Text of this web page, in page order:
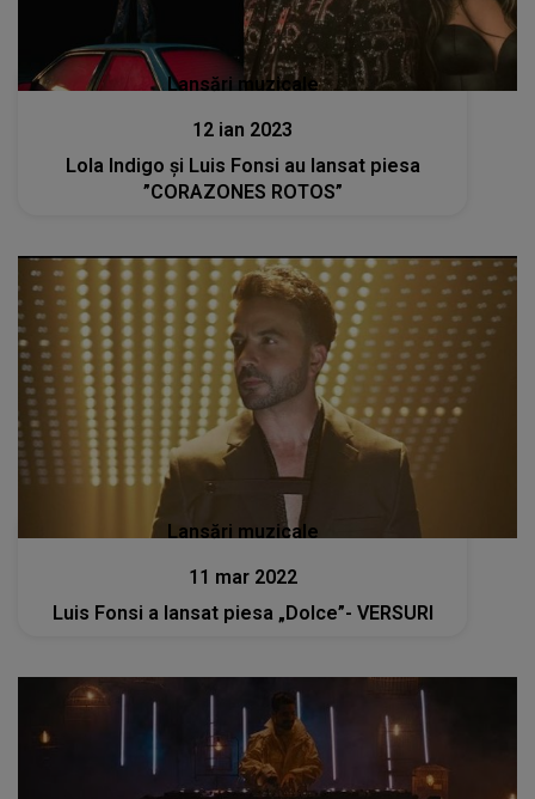
Lansări muzicale
12 ian 2023
Lola Indigo și Luis Fonsi au lansat piesa
”CORAZONES ROTOS”
Lansări muzicale
11 mar 2022
Luis Fonsi a lansat piesa „Dolce”- VERSURI